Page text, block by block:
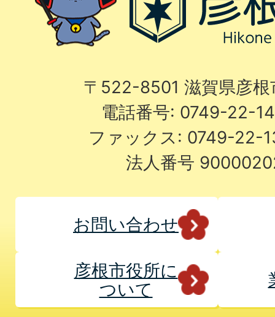
〒522-8501 滋賀県彦
電話番号: 0749-22-
ファックス: 0749-22-
法人番号
お問い合わせ
彦根市役所に
ついて